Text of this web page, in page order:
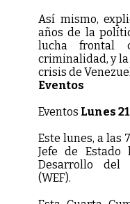
Así mismo,
años de la
lucha frontal
criminalidad, y la
crisis de
Eventos
Eventos Lunes 21
Este lunes, a las
Jefe de
Desarrollo del
(WEF).